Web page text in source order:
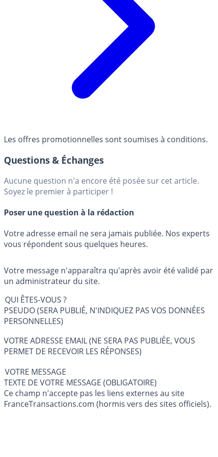
Les offres promotionnelles sont soumises à conditions.
Questions & Échanges
Aucune question n'a encore été posée sur cet article.
Soyez le premier à participer !
Poser une question à la rédaction
Votre adresse email ne sera jamais publiée. Nos experts
vous répondent sous quelques heures.
Votre message n'apparaîtra qu'après avoir été validé par
un administrateur du site.
QUI ÊTES-VOUS ?
PSEUDO (SERA PUBLIÉ, N'INDIQUEZ PAS VOS DONNÉES
PERSONNELLES)
VOTRE ADRESSE EMAIL (NE SERA PAS PUBLIÉE, VOUS
PERMET DE RECEVOIR LES RÉPONSES)
VOTRE MESSAGE
TEXTE DE VOTRE MESSAGE (OBLIGATOIRE)
Ce champ n'accepte pas les liens externes au site
FranceTransactions.com (hormis vers des sites officiels).